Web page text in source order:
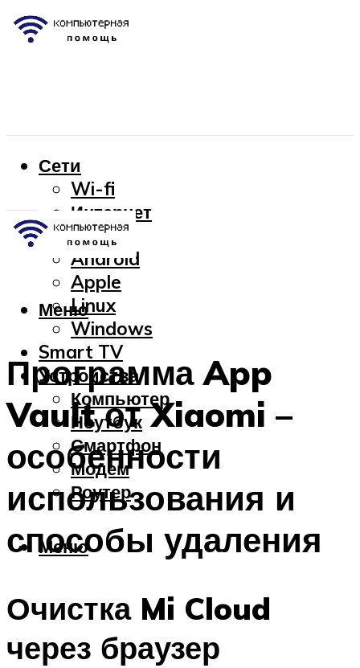
Сети
Wi-fi
Интернет
OC
Android
Apple
Linux
Windows
Smart TV
Устройства
Компьютер
Ноутбук
Смартфон
Модем
Роутер
Меню
Меню
Программа App
Vault от Xiaomi –
особенности
использования и
способы удаления
Очистка Mi Cloud
через браузер